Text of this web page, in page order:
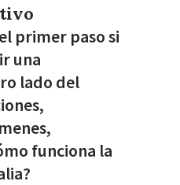
primer paso si
una
lado del
funciona la